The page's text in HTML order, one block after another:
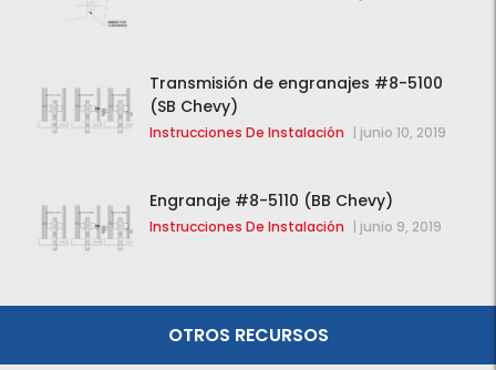
Transmisión de engranajes #8-5100
(SB Chevy)
Instrucciones De Instalación | junio 10, 2019
Engranaje #8-5110 (BB Chevy)
Instrucciones De Instalación | junio 9, 2019
OTROS RECURSOS